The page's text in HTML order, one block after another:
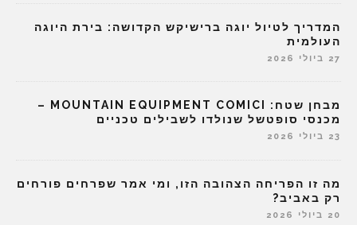
המדריך לטיול יוגה ברישיקש הקדושה: בירת היוגה
העולמית
27 ביולי 2026
מבחן שטח: MOUNTAIN EQUIPMENT COMICI –
מכנסי סופטשל שנולדו לשבילים טכניים
23 ביולי 2026
מה זו הפריחה הצהובה הזו, ומי אמר שפרחים פורחים
רק באביב?
20 ביולי 2026